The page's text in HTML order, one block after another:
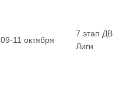
09-11 октября
7 этап ДВ
Лиги